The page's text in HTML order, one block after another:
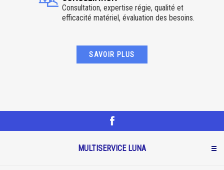
Consultation, expertise régie, qualité et
efficacité matériel, évaluation des besoins.
SAVOIR PLUS
MULTISERVICE LUNA